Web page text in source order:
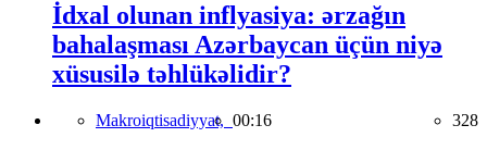
İdxal olunan inflyasiya: ərzağın
bahalaşması Azərbaycan üçün niyə
xüsusilə təhlükəlidir?
Makroiqtisadiyyat, 00:16 328